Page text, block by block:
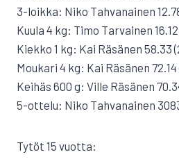
3-loikka: Niko Tahvanainen
Kuula 4 kg: Timo Tarvainen 16.12
Kiekko 1 kg: Kai Räsänen 58.33
Moukari 4 kg: Kai Räsänen 72.14
Keihäs 600 g: Ville Räsänen
5-ottelu: Niko Tahvanainen
Tytöt 15 vuotta: